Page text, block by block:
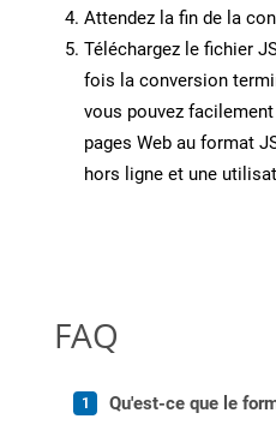
Attendez la fin de la
Téléchargez le fichier
fois la conversion
vous pouvez
pages Web au format
hors ligne et une
FAQ
Qu'est-ce que le